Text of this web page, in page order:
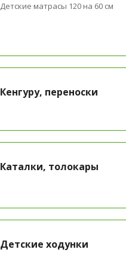
Детские матрасы 120 на 60 см
Кенгуру, переноски
Каталки, толокары
Детские ходунки